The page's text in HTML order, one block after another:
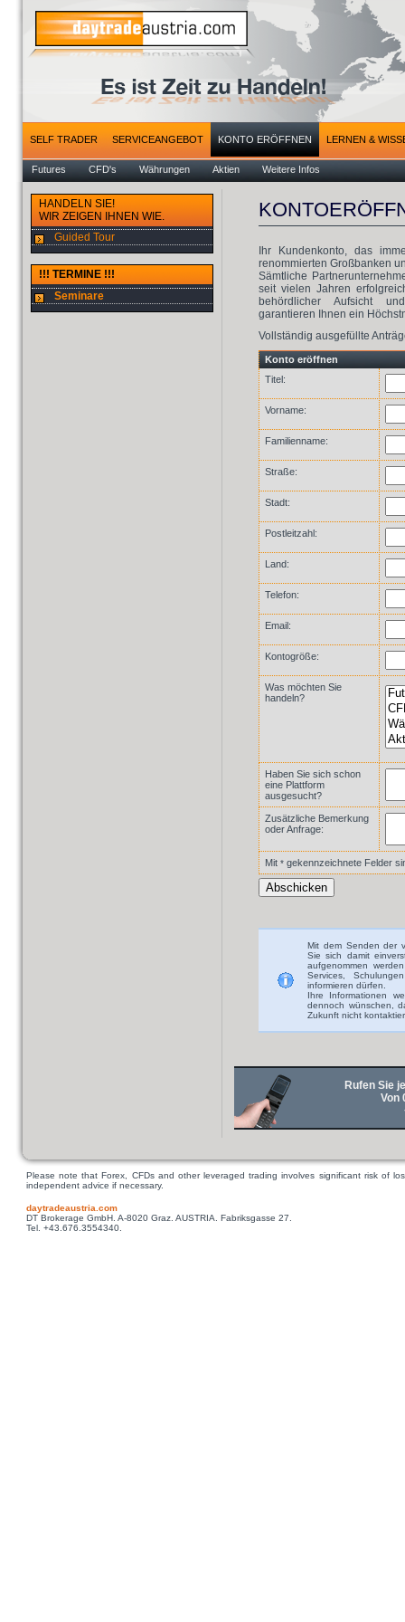
SELF TRADER SERVICEANGEBOT KONTO ERÖFFNEN LERNEN &
Futures CFD's Währungen Aktien Weitere Infos
HANDELN SIE!
WIR ZEIGEN IHNEN WIE.
Guided Tour
!!! TERMINE !!!
Seminare
Ihr Kundenkonto, das
renommierten Großbanken
Sämtliche
seit vielen Jahren
behördlicher Aufsicht
garantieren Ihnen ein
Vollständig ausgefüllte
Konto eröffnen
Titel:
Vorname:
Familienname:
Straße:
Stadt:
Postleitzahl:
Land:
Telefon:
Email:
Kontogröße:
Was möchten Sie
handeln?
Haben Sie sich schon
eine Plattform
ausgesucht?
Zusätzliche Bemerkung
oder Anfrage:
Mit * gekennzeichnete Felder
Mit dem Senden der
Sie sich damit
aufgenommen
Services,
informieren dürfen.
Ihre Informationen
dennoch wünschen,
Zukunft nicht
Rufen Sie
Von
Please note that Forex, CFDs and other leveraged trading involves significant risk of
independent advice if necessary.
daytradeaustria.com
DT Brokerage GmbH. A-8020 Graz. AUSTRIA. Fabriksgasse 27.
Tel. +43.676.3554340.